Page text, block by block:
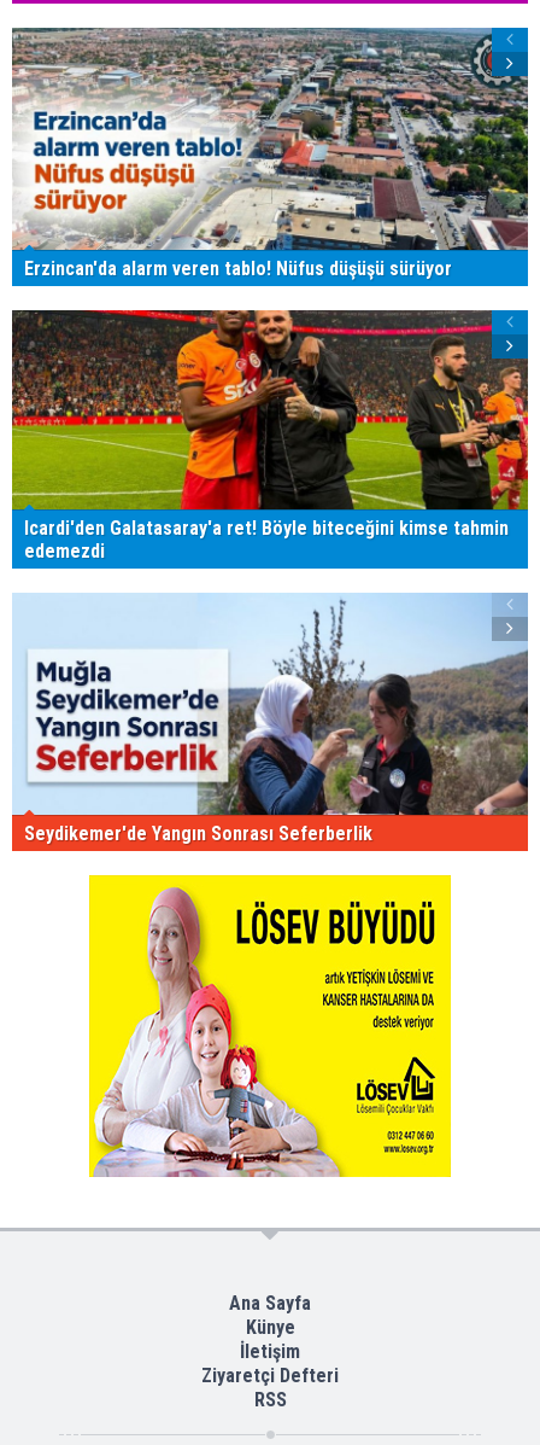
Erzincan'da alarm veren tablo! Nüfus düşüşü sürüyor
Icardi'den Galatasaray'a ret! Böyle biteceğini kimse tahmin
edemezdi
Seydikemer'de Yangın Sonrası Seferberlik
Ana Sayfa
Künye
İletişim
Ziyaretçi Defteri
RSS